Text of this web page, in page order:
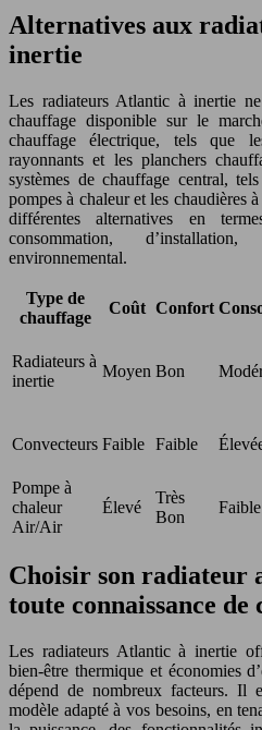
Alternatives aux
inertie
Les radiateurs Atlantic à inertie
chauffage disponible sur le
chauffage électrique, tels que
rayonnants et les planchers
systèmes de chauffage central,
pompes à chaleur et les chaudières
différentes alternatives en
consommation,
environnemental.
Type de
chauffage
Coût Confort
Radiateurs à
inertie
Moyen Bon
Convecteurs Faible Faible
Pompe à
chaleur
Air/Air
Élevé
Très
Bon
Faible
Choisir son radiateur
toute connaissance de
Les radiateurs Atlantic à inertie
bien-être thermique et économies
dépend de nombreux facteurs. Il
modèle adapté à vos besoins, en